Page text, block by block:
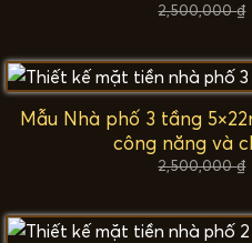
2,500,000₫
Mẫu Nhà phố 3 tầng
công năng và
2,500,000₫